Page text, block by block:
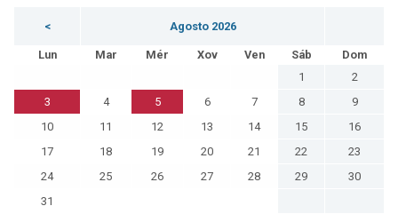
< Agosto 2026
Lun Mar Mér Xov Ven Sáb
Dom
1
2
3
4 5 6 7 8
9
10
11 12 13 14 15
16
17
18 19 20 21 22
23
24
25 26 27 28 29
30
31